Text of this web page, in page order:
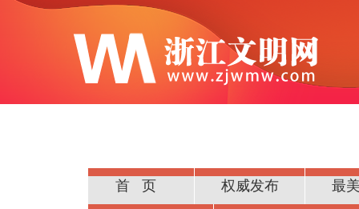
首页 权威发布 最